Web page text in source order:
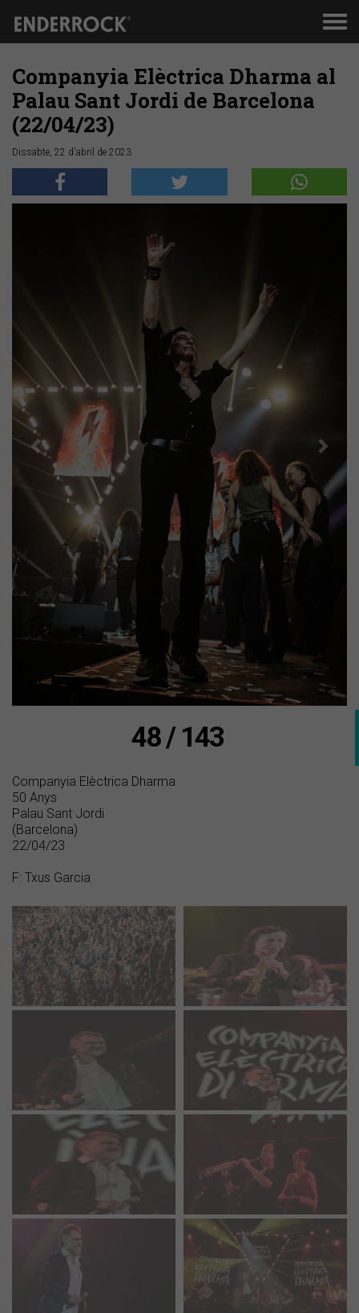
Companyia Elèctrica Dharma al
Palau Sant Jordi de Barcelona
(22/04/23)
Dissabte, 22 d'abril de 2023
Anterior
48 / 143
Companyia Elèctrica Dharma
50 Anys
Palau Sant Jordi
(Barcelona)
22/04/23
F: Txus Garcia